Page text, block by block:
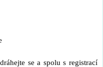
se a spolu s registrací